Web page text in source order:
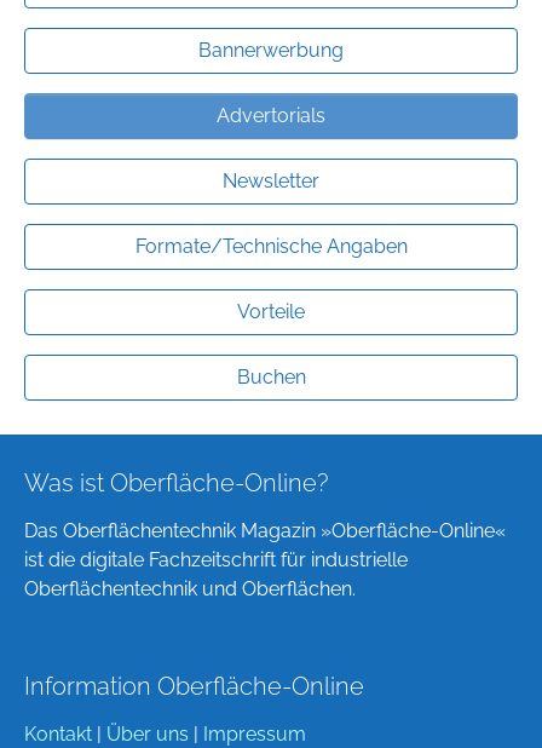
Bannerwerbung
Advertorials
Newsletter
Formate/Technische Angaben
Vorteile
Buchen
Was ist Oberfläche-Online?
Das Oberflächentechnik Magazin »Oberfläche-Online«
ist die digitale Fachzeitschrift für industrielle
Oberflächentechnik und Oberflächen.
Information Oberfläche-Online
Kontakt | Über uns | Impressum